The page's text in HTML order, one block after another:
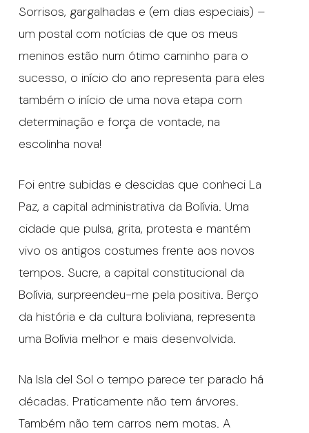
Sorrisos, gargalhadas e (em dias especiais) –
um postal com notícias de que os meus
meninos estão num ótimo caminho para o
sucesso, o início do ano representa para eles
também o início de uma nova etapa com
determinação e força de vontade, na
escolinha nova!
Foi entre subidas e descidas que conheci La
Paz, a capital administrativa da Bolívia. Uma
cidade que pulsa, grita, protesta e mantém
vivo os antigos costumes frente aos novos
tempos. Sucre, a capital constitucional da
Bolívia, surpreendeu-me pela positiva. Berço
da história e da cultura boliviana, representa
uma Bolívia melhor e mais desenvolvida.
Na Isla del Sol o tempo parece ter parado há
décadas. Praticamente não tem árvores.
Também não tem carros nem motas. A